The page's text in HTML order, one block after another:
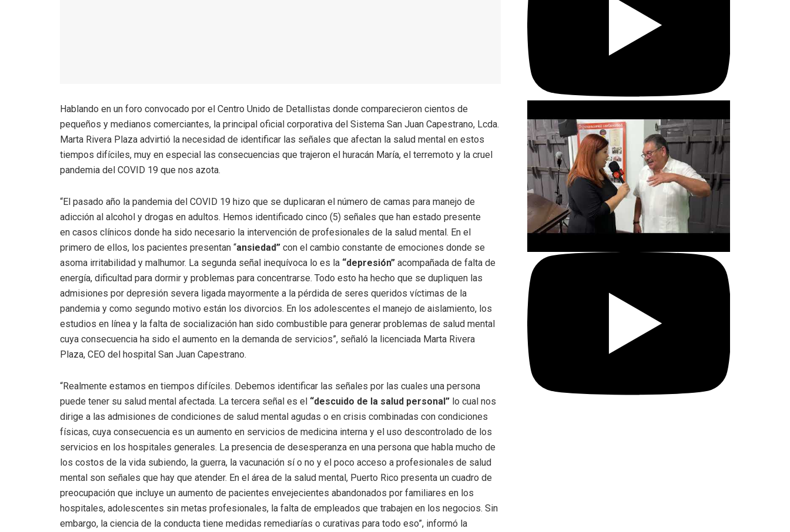
Hablando en un foro convocado por el Centro Unido de Detallistas donde comparecieron cientos de
pequeños y medianos comerciantes, la principal oficial corporativa del Sistema San Juan Capestrano, Lcda.
Marta Rivera Plaza advirtió la necesidad de identificar las señales que afectan la salud mental en estos
tiempos difíciles, muy en especial las consecuencias que trajeron el huracán María, el terremoto y la cruel
pandemia del COVID 19 que nos azota.
“El pasado año la pandemia del COVID 19 hizo que se duplicaran el número de camas para manejo de
adicción al alcohol y drogas en adultos. Hemos identificado cinco (5) señales que han estado presente
en casos clínicos donde ha sido necesario la intervención de profesionales de la salud mental. En el
primero de ellos, los pacientes presentan “ansiedad” con el cambio constante de emociones donde se
asoma irritabilidad y malhumor. La segunda señal inequívoca lo es la “depresión” acompañada de falta de
energía, dificultad para dormir y problemas para concentrarse. Todo esto ha hecho que se dupliquen las
admisiones por depresión severa ligada mayormente a la pérdida de seres queridos víctimas de la
pandemia y como segundo motivo están los divorcios. En los adolescentes el manejo de aislamiento, los
estudios en línea y la falta de socialización han sido combustible para generar problemas de salud mental
cuya consecuencia ha sido el aumento en la demanda de servicios”, señaló la licenciada Marta Rivera
Plaza, CEO del hospital San Juan Capestrano.
“Realmente estamos en tiempos difíciles. Debemos identificar las señales por las cuales una persona
puede tener su salud mental afectada. La tercera señal es el “descuido de la salud personal” lo cual nos
dirige a las admisiones de condiciones de salud mental agudas o en crisis combinadas con condiciones
físicas, cuya consecuencia es un aumento en servicios de medicina interna y el uso descontrolado de los
servicios en los hospitales generales. La presencia de desesperanza en una persona que habla mucho de
los costos de la vida subiendo, la guerra, la vacunación sí o no y el poco acceso a profesionales de salud
mental son señales que hay que atender. En el área de la salud mental, Puerto Rico presenta un cuadro de
preocupación que incluye un aumento de pacientes envejecientes abandonados por familiares en los
hospitales, adolescentes sin metas profesionales, la falta de empleados que trabajen en los negocios. Sin
embargo, la ciencia de la conducta tiene medidas remediarías o curativas para todo eso”, informó la